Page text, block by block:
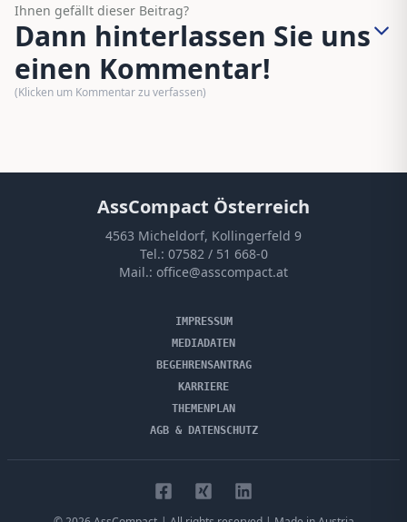
Ihnen gefällt dieser Beitrag?
Dann hinterlassen Sie uns
einen Kommentar!
(Klicken um Kommentar zu verfassen)
AssCompact Österreich
4563 Micheldorf, Kollingerfeld 9
Tel.: 07582 / 51 668-0
Mail.: office@asscompact.at
IMPRESSUM
MEDIADATEN
BEGEHRENSANTRAG
KARRIERE
THEMENPLAN
AGB & DATENSCHUTZ